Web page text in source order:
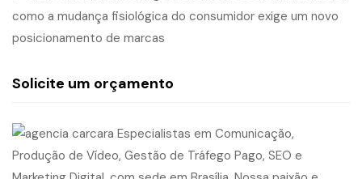
como a mudança fisiológica do consumidor exige um novo
posicionamento de marcas
Solicite um orçamento